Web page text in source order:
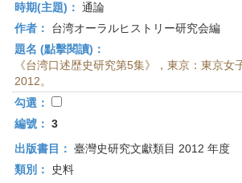
時期(主題)： 通論
作者：
台湾オーラルヒストリー研究会編
題名 (點擊閱讀)：
《台湾口述歴史研究第5集》，東京：東京女
2012。
勾選：
編號： 3
出版書目： 臺灣史研究文獻類目 2012 年度
類別：
史料